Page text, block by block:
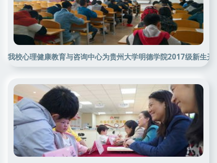
我校心理健康教育与咨询中心为贵州大学明德学院2017级新生开